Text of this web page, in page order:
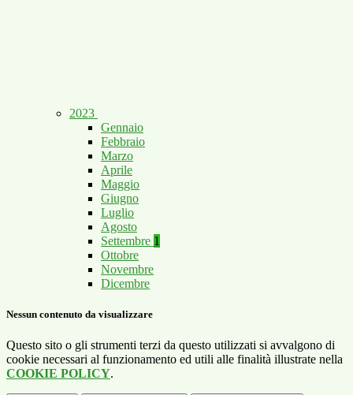
2023
Gennaio
Febbraio
Marzo
Aprile
Maggio
Giugno
Luglio
Agosto
Settembre 1
Ottobre
Novembre
Dicembre
Nessun contenuto da visualizzare
Questo sito o gli strumenti terzi da questo utilizzati si avvalgono di
cookie necessari al funzionamento ed utili alle finalità illustrate nella
COOKIE POLICY.